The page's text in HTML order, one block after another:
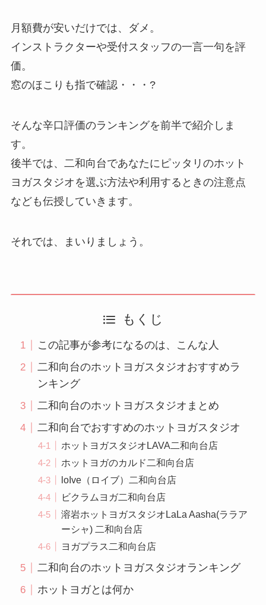
月額費が安いだけでは、ダメ。
インストラクターや受付スタッフの一言一句を評
価。
窓のほこりも指で確認・・・?
そんな辛口評価のランキングを前半で紹介しま
す。
後半では、二和向台であなたにピッタリのホット
ヨガスタジオを選ぶ方法や利用するときの注意点
なども伝授していきます。
それでは、まいりましょう。
もくじ
この記事が参考になるのは、こんな人
二和向台のホットヨガスタジオおすすめラ
ンキング
二和向台のホットヨガスタジオまとめ
二和向台でおすすめのホットヨガスタジオ
ホットヨガスタジオLAVA二和向台店
ホットヨガのカルド二和向台店
loIve（ロイブ）二和向台店
ビクラムヨガ二和向台店
溶岩ホットヨガスタジオLaLa Aasha(ララア
ーシャ) 二和向台店
ヨガプラス二和向台店
二和向台のホットヨガスタジオランキング
ホットヨガとは何か